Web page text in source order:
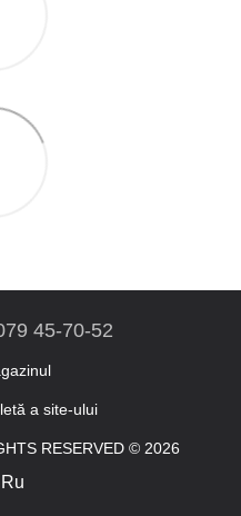
45-70-52
a site-ului
RESERVED © 2026
Ru